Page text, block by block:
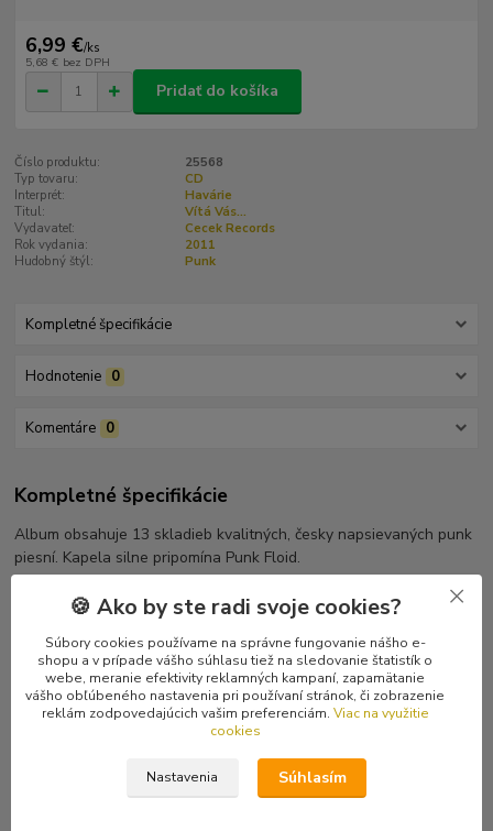
6,99 €/ks
5,68 € bez DPH
Pridať do košíka
Číslo produktu:
25568
Typ tovaru:
CD
Interprét:
Havárie
Titul:
Vítá Vás...
Vydavateľ:
Cecek Records
Rok vydania:
2011
Hudobný štýl:
Punk
Kompletné špecifikácie
Hodnotenie 0
Komentáre 0
Kompletné špecifikácie
Album obsahuje 13 skladieb kvalitných, česky napsievaných punk
piesní. Kapela silne pripomína Punk Floid.
Tracklist
2 Píseň pro kamaráda
3 Když spíš
4 Rekreace
5 V hospodě
🍪 Ako by ste radi svoje cookies?
Súbory cookies používame na správne fungovanie nášho e-
shopu a v prípade vášho súhlasu tiež na sledovanie štatistík o
webe, meranie efektivity reklamných kampaní, zapamätanie
vášho obľúbeného nastavenia pri používaní stránok, či zobrazenie
reklám zodpovedajúcich vašim preferenciám. Viac na využitie
cookies
Nastavenia Súhlasím